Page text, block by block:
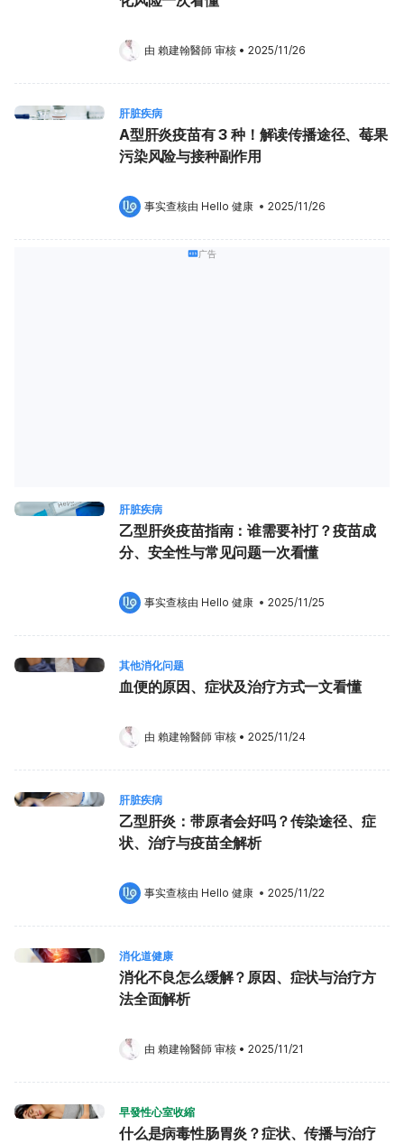
由 賴建翰醫師 审核 • 2025/11/26
肝脏疾病
A型肝炎疫苗有 3 种！解读传播途径、莓果
污染风险与接种副作用
事实查核由 Hello 健康 • 2025/11/26
广告
肝脏疾病
乙型肝炎疫苗指南：谁需要补打？疫苗成
分、安全性与常见问题一次看懂
事实查核由 Hello 健康 • 2025/11/25
其他消化问题
血便的原因、症状及治疗方式一文看懂
由 賴建翰醫師 审核 • 2025/11/24
肝脏疾病
乙型肝炎：带原者会好吗？传染途径、症
状、治疗与疫苗全解析
事实查核由 Hello 健康 • 2025/11/22
消化道健康
消化不良怎么缓解？原因、症状与治疗方
法全面解析
由 賴建翰醫師 审核 • 2025/11/21
早發性心室收縮
什么是病毒性肠胃炎？症状、传播与治疗